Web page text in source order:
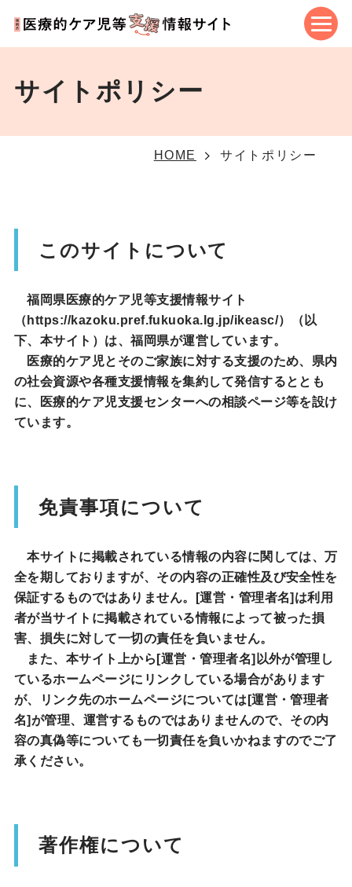
サイトポリシー
HOME サイトポリシー
このサイトについて
福岡県医療的ケア児等支援情報サイト
（https://kazoku.pref.fukuoka.lg.jp/ikeasc/）（以
下、本サイト）は、福岡県が運営しています。
医療的ケア児とそのご家族に対する支援のため、県内
の社会資源や各種支援情報を集約して発信するととも
に、医療的ケア児支援センターへの相談ページ等を設け
ています。
免責事項について
本サイトに掲載されている情報の内容に関しては、万
全を期しておりますが、その内容の正確性及び安全性を
保証するものではありません。[運営・管理者名]は利用
者が当サイトに掲載されている情報によって被った損
害、損失に対して一切の責任を負いません。
また、本サイト上から[運営・管理者名]以外が管理し
ているホームページにリンクしている場合があります
が、リンク先のホームページについては[運営・管理者
名]が管理、運営するものではありませんので、その内
容の真偽等についても一切責任を負いかねますのでご了
承ください。
著作権について